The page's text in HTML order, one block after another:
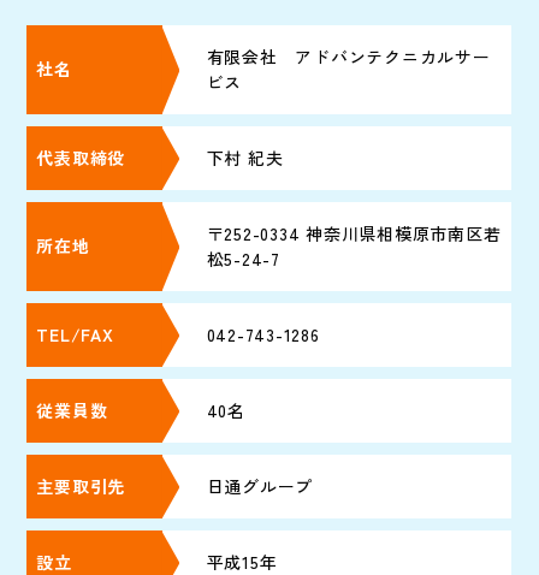
社名
有限会社 アドバンテクニカルサー
ビス
代表取締役 下村 紀夫
所在地
〒252-0334 神奈川県相模原市南区若
松5-24-7
TEL/FAX 042-743-1286
従業員数 40名
主要取引先 日通グループ
設立 平成15年